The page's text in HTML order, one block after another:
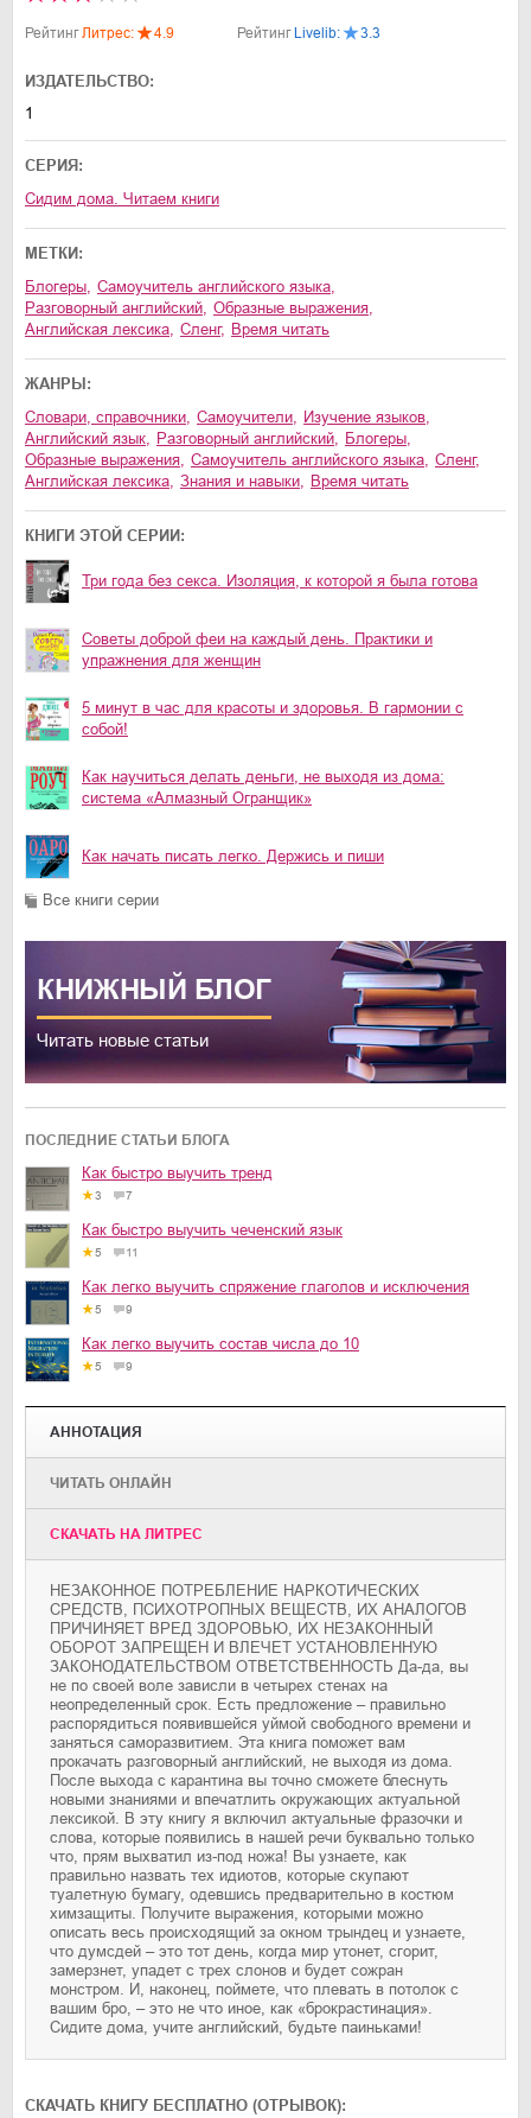
РейтингЛитрес: 4.9 Рейтинг Livelib: 3.3
ИЗДАТЕЛЬСТВО:
1
СЕРИЯ:
Сидим дома. Читаем книги
МЕТКИ:
блогеры, самоучитель английского языка,
разговорный английский, образные выражения,
английская лексика, сленг, время читать
ЖАНРЫ:
словари, справочники, самоучители, изучение языков,
английский язык, разговорный английский, блогеры,
образные выражения, самоучитель английского языка, сленг,
английская лексика, знания и навыки, время читать
КНИГИ ЭТОЙ СЕРИИ:
Три года без секса. Изоляция, к которой я была готова
Советы доброй феи на каждый день. Практики и
упражнения для женщин
5 минут в час для красоты и здоровья. В гармонии с
собой!
Как научиться делать деньги, не выходя из дома:
система «Алмазный Огранщик»
Как начать писать легко. Держись и пиши
Все книги серии
КНИЖНЫЙ БЛОГ
Читать новые статьи
ПОСЛЕДНИЕ СТАТЬИ БЛОГА
Как быстро выучить тренд
3 7
Как быстро выучить чеченский язык
5 11
Как легко выучить спряжение глаголов и исключения
5 9
Как легко выучить состав числа до 10
5 9
АННОТАЦИЯ
ЧИТАТЬ ОНЛАЙН
CКАЧАТЬ НА ЛИТРЕС
НЕЗАКОННОЕ ПОТРЕБЛЕНИЕ НАРКОТИЧЕСКИХ
СРЕДСТВ, ПСИХОТРОПНЫХ ВЕЩЕСТВ, ИХ АНАЛОГОВ
ПРИЧИНЯЕТ ВРЕД ЗДОРОВЬЮ, ИХ НЕЗАКОННЫЙ
ОБОРОТ ЗАПРЕЩЕН И ВЛЕЧЕТ УСТАНОВЛЕННУЮ
ЗАКОНОДАТЕЛЬСТВОМ ОТВЕТСТВЕННОСТЬ Да-да, вы
не по своей воле зависли в четырех стенах на
неопределенный срок. Есть предложение – правильно
распорядиться появившейся уймой свободного времени и
заняться саморазвитием. Эта книга поможет вам
прокачать разговорный английский, не выходя из дома.
После выхода с карантина вы точно сможете блеснуть
новыми знаниями и впечатлить окружающих актуальной
лексикой. В эту книгу я включил актуальные фразочки и
слова, которые появились в нашей речи буквально только
что, прям выхватил из-под ножа! Вы узнаете, как
правильно назвать тех идиотов, которые скупают
туалетную бумагу, одевшись предварительно в костюм
химзащиты. Получите выражения, которыми можно
описать весь происходящий за окном трындец и узнаете,
что думсдей – это тот день, когда мир утонет, сгорит,
замерзнет, упадет с трех слонов и будет сожран
монстром. И, наконец, поймете, что плевать в потолок с
вашим бро, – это не что иное, как «брокрастинация».
Сидите дома, учите английский, будьте паиньками!
CКАЧАТЬ КНИГУ БЕСПЛАТНО (ОТРЫВОК):